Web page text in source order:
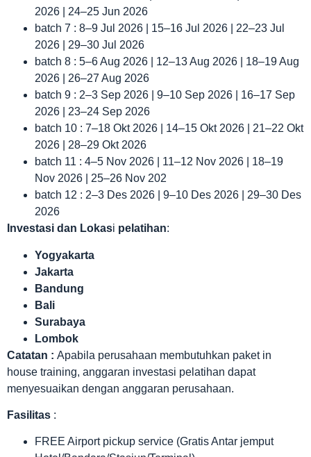
2026 | 24–25 Jun 2026
batch 7 : 8–9 Jul 2026 | 15–16 Jul 2026 | 22–23 Jul
2026 | 29–30 Jul 2026
batch 8 : 5–6 Aug 2026 | 12–13 Aug 2026 | 18–19 Aug
2026 | 26–27 Aug 2026
batch 9 : 2–3 Sep 2026 | 9–10 Sep 2026 | 16–17 Sep
2026 | 23–24 Sep 2026
batch 10 : 7–18 Okt 2026 | 14–15 Okt 2026 | 21–22 Okt
2026 | 28–29 Okt 2026
batch 11 : 4–5 Nov 2026 | 11–12 Nov 2026 | 18–19
Nov 2026 | 25–26 Nov 202
batch 12 : 2–3 Des 2026 | 9–10 Des 2026 | 29–30 Des
2026
Investasi dan Lokasi pelatihan:
Yogyakarta
Jakarta
Bandung
Bali
Surabaya
Lombok
Catatan : Apabila perusahaan membutuhkan paket in
house training, anggaran investasi pelatihan dapat
menyesuaikan dengan anggaran perusahaan.
Fasilitas :
FREE Airport pickup service (Gratis Antar jemput